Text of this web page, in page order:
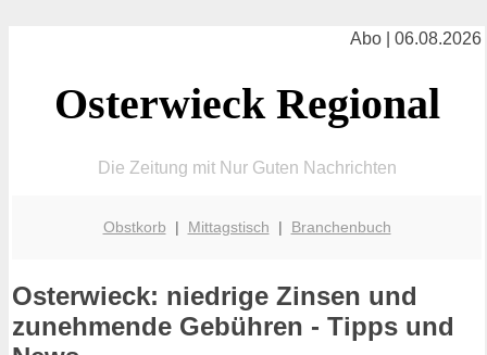
Abo | 06.08.2026
Osterwieck Regional
Die Zeitung mit Nur Guten Nachrichten
Obstkorb | Mittagstisch | Branchenbuch
Osterwieck: niedrige Zinsen und
zunehmende Gebühren - Tipps und